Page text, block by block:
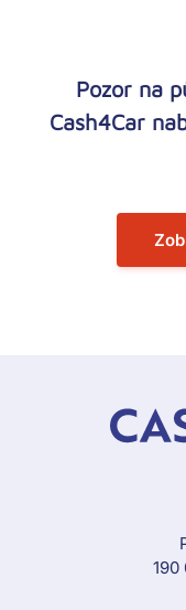
Pozor na
Cash4Car
190